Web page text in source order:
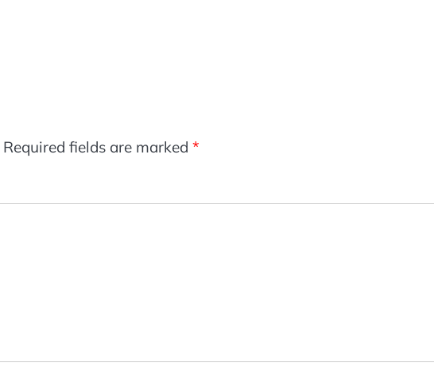
Required fields are marked *